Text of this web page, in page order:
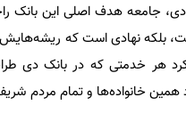
جامعه هدف اصلی این بانک
بلکه نهادی است که
هر خدمتی که در بانک دی
خانواده‌ها و تمام مردم